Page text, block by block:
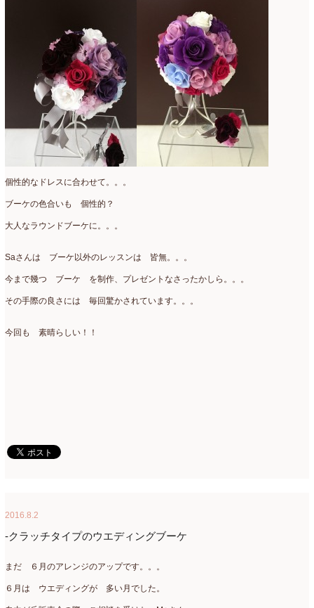
個性的なドレスに合わせて。。。
ブーケの色合いも 個性的？
大人なラウンドブーケに。。。
Saさんは ブーケ以外のレッスンは 皆無。。。
今まで幾つ ブーケ を制作、プレゼントなさったかしら。。。
その手際の良さには 毎回驚かされています。。。
今回も 素晴らしい！！
2016.8.2
-クラッチタイプのウエディングブーケ
まだ ６月のアレンジのアップです。。。
６月は ウエディングが 多い月でした。